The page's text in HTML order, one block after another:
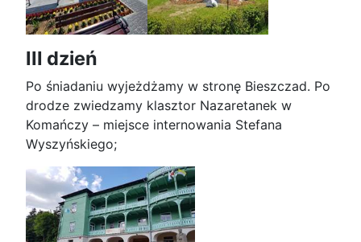
III dzień
Po śniadaniu wyjeżdżamy w stronę Bieszczad. Po
drodze zwiedzamy klasztor Nazaretanek w
Komańczy – miejsce internowania Stefana
Wyszyńskiego;